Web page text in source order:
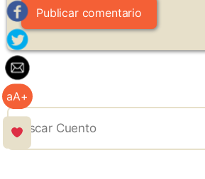
aA+
Search